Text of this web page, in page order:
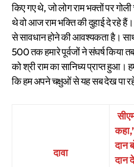
किए गए थे, जो लोग राम भक्तों पर
थे वो आज राम भक्ति की दुहाई दे रहे
से सावधान होने की आवश्यकता है।
500 तक हमारे पूर्वजों ने संघर्ष किया
को श्री राम का सानिध्य प्राप्त हुआ।
कि हम अपने चक्षुओं से यह सब देख पा
दावा
दान
दान